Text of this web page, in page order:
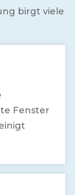
birgt viele
Fenster